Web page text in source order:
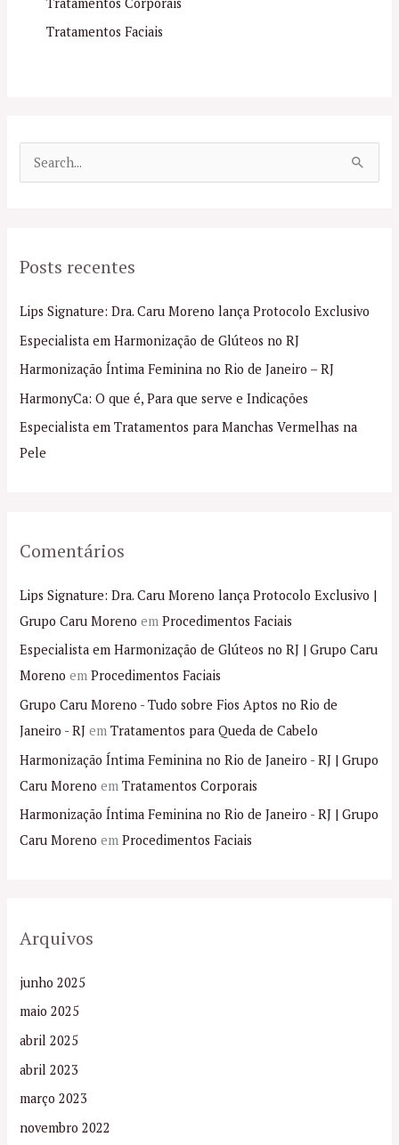
Tratamentos Faciais
u
s
a
r
p
o
r
Posts recentes
Lips Signature: Dra. Caru Moreno lança Protocolo Exclusivo
Especialista em Harmonização de Glúteos no RJ
Harmonização Íntima Feminina no Rio de Janeiro – RJ
HarmonyCa: O que é, Para que serve e Indicações
Especialista em Tratamentos para Manchas Vermelhas na
Pele
Comentários
Lips Signature: Dra. Caru Moreno lança Protocolo Exclusivo |
Grupo Caru Moreno emProcedimentos Faciais
Especialista em Harmonização de Glúteos no RJ | Grupo Caru
Moreno emProcedimentos Faciais
Grupo Caru Moreno - Tudo sobre Fios Aptos no Rio de
Janeiro - RJ emTratamentos para Queda de Cabelo
Harmonização Íntima Feminina no Rio de Janeiro - RJ | Grupo
Caru Moreno emTratamentos Corporais
Harmonização Íntima Feminina no Rio de Janeiro - RJ | Grupo
Caru Moreno emProcedimentos Faciais
Arquivos
junho 2025
maio 2025
abril 2025
abril 2023
março 2023
novembro 2022